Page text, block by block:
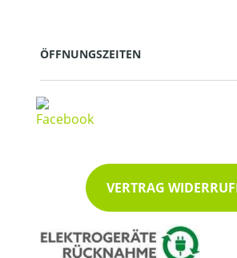
ÖFFNUNGSZEITEN
VERTRAG